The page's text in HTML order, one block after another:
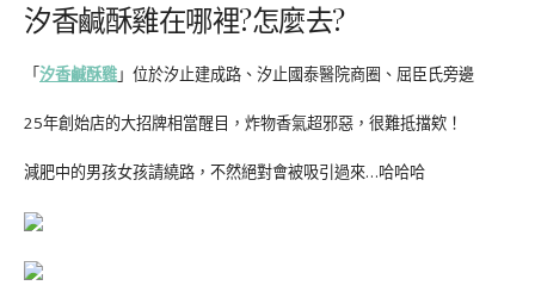
汐香鹹酥雞在哪裡?怎麼去?
「汐香鹹酥雞」位於汐止建成路、汐止國泰醫院商圈、屈臣氏旁邊
25年創始店的大招牌相當醒目，炸物香氣超邪惡，很難抵擋欸！
減肥中的男孩女孩請繞路，不然絕對會被吸引過來…哈哈哈